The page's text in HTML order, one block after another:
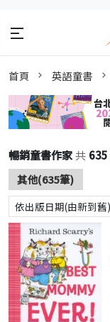
首頁 英語童書
暢銷童書作家共 635
其他(635筆)